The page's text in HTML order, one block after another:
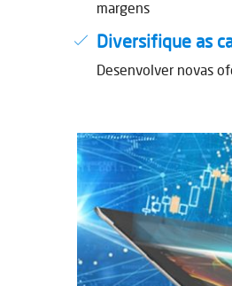
margens
Diversifique as
Desenvolver novas